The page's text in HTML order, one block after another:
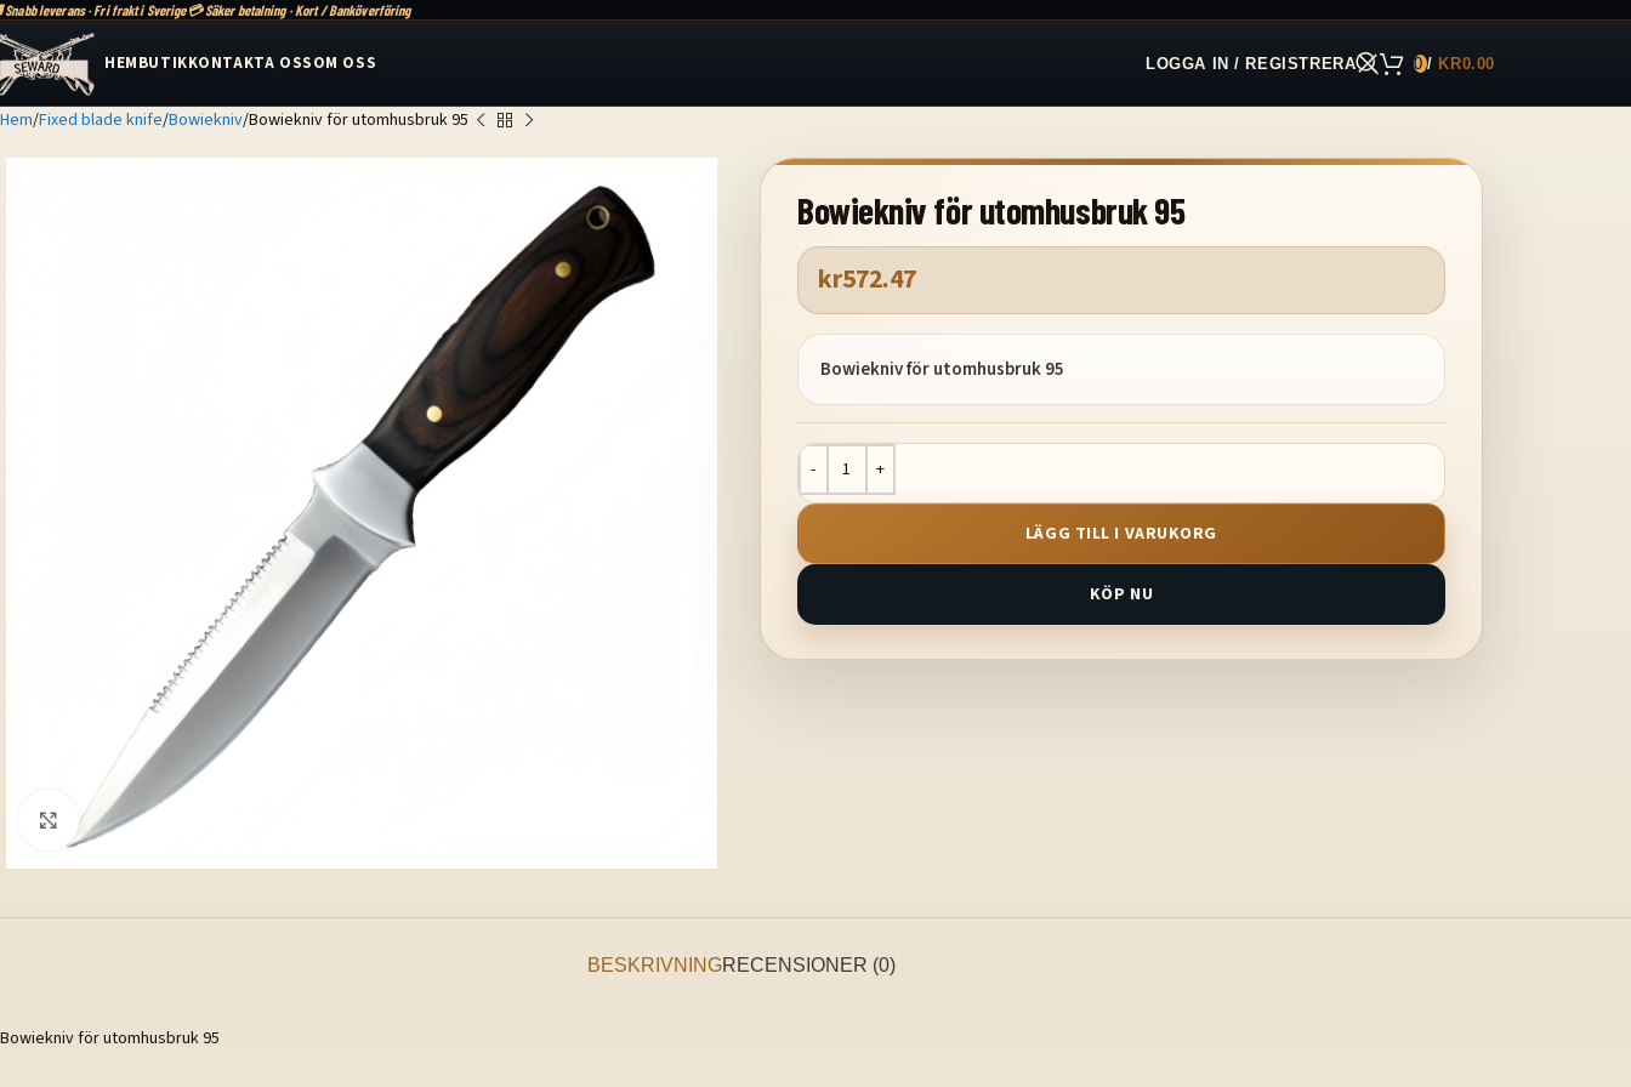
Snabb leverans · Fri frakt i Sverige💳 Säker betalning · Kort / Banköverföring
HEMBUTIKKONTAKTA OSSOM OSS LOGGA IN / REGISTRERA 0/ KR0.00
Hem Fixed blade knife Bowiekniv Bowiekniv för utomhusbruk 95
Klicka för att förstora
Bowiekniv för utomhusbruk 95
kr572.47
Bowiekniv för utomhusbruk 95
LÄGG TILL I VARUKORG
KÖP NU
BESKRIVNINGRECENSIONER (0)
Bowiekniv för utomhusbruk 95